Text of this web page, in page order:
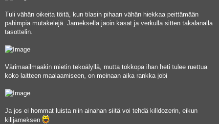
Tuli vähän oikeita töitä, kun tilasin pihaan vähän hiekkaa peittämään
pahimpia mutakelejä. Jameksella jaoin kasat ja verkulla sitten takalanalla
tasottelin.
Värimaailmaakin mietin tekoälyllä, mutta tokkopa ihan heti tulee ruettua
koko laitteen maalaamiseen, on meinaan aika rankka jobi
Ja jos ei hommat luista niin ainahan siitä voi tehdä killdozerin, eikun
killjameksen